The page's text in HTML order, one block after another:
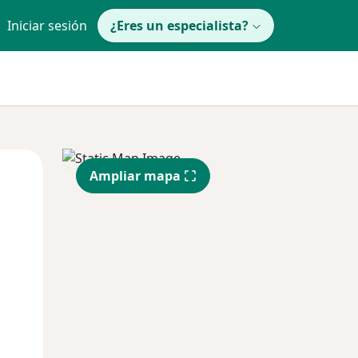
Iniciar sesión ¿Eres un especialista?
Jue
13 Ago
Vie
14 Ago
Ampliar mapa